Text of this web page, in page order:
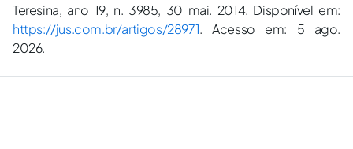
Teresina, ano 19, n. 3985, 30 mai. 2014. Disponível em:
https://jus.com.br/artigos/28971. Acesso em: 5 ago.
2026.